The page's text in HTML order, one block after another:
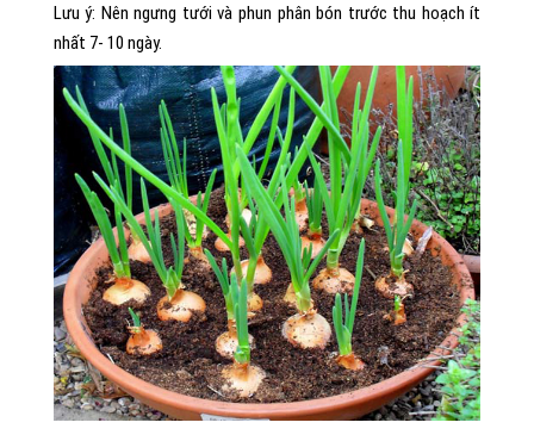
Lưu ý: Nên ngưng tưới và phun phân bón trước thu hoạch ít
nhất 7- 10 ngày.